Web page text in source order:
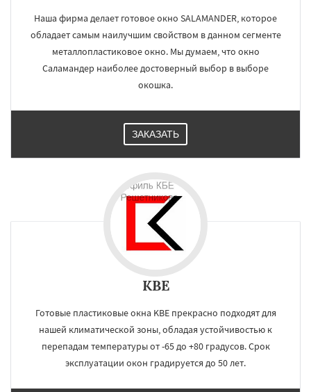
Наша фирма делает готовое окно SALAMANDER, которое
обладает самым наилучшим свойством в данном сегменте
металлопластиковое окно. Мы думаем, что окно
Саламандер наиболее достоверный выбор в выборе
окошка.
ЗАКАЗАТЬ
KBE
Готовые пластиковые окна KBE прекрасно подходят для
нашей климатической зоны, обладая устойчивостью к
перепадам температуры от -65 до +80 градусов. Срок
эксплуатации окон градируется до 50 лет.